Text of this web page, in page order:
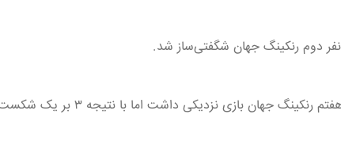
دوم رنکینگ جهان شگفتی‌ساز شد.
نوشاد عالمیان نیز در رقابت با لیانگ